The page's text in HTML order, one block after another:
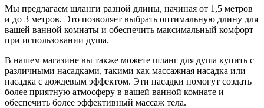
Мы предлагаем шланги разной длины, начиная от 1,5 метров
и до 3 метров. Это позволяет выбрать оптимальную длину для
вашей ванной комнаты и обеспечить максимальный комфорт
при использовании душа.
В нашем магазине вы также можете шланг для душа купить с
различными насадками, такими как массажная насадка или
насадка с дождевым эффектом. Эти насадки помогут создать
более приятную атмосферу в вашей ванной комнате и
обеспечить более эффективный массаж тела.